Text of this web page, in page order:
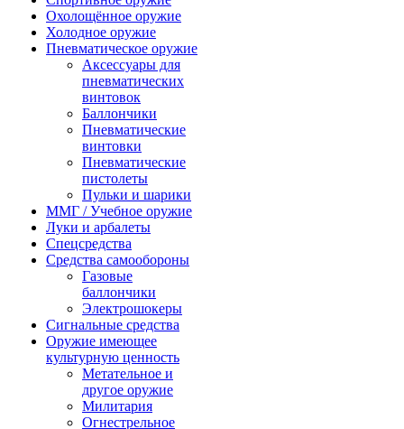
Охолощённое оружие
Холодное оружие
Пневматическое оружие
Аксессуары для
пневматических
винтовок
Баллончики
Пневматические
винтовки
Пневматические
пистолеты
Пульки и шарики
ММГ / Учебное оружие
Луки и арбалеты
Спецсредства
Средства самообороны
Газовые
баллончики
Электрошокеры
Сигнальные средства
Оружие имеющее
культурную ценность
Метательное и
другое оружие
Милитария
Огнестрельное